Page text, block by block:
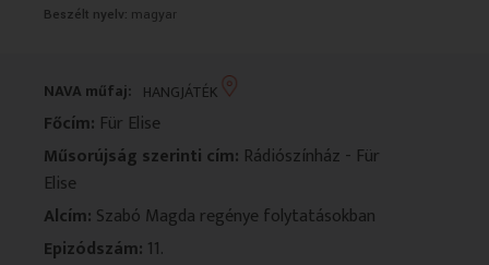
Beszélt nyelv: magyar
NAVA műfaj: HANGJÁTÉK
Főcím: Für Elise
Műsorújság szerinti cím: Rádiószínház - Für
Elise
Alcím: Szabó Magda regénye folytatásokban
Epizódszám: 11.